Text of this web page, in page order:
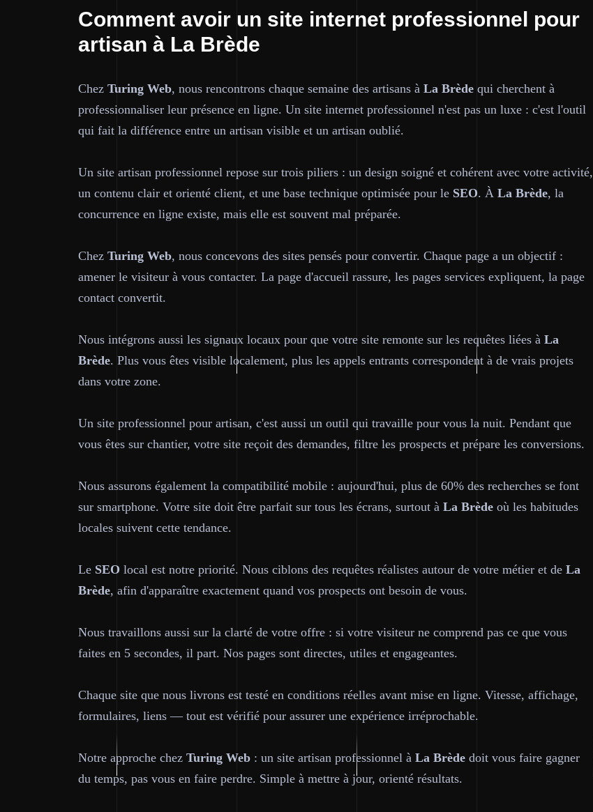
Comment avoir un site internet professionnel pour
artisan à La Brède
Chez Turing Web, nous rencontrons chaque semaine des artisans à La Brède qui cherchent à
professionnaliser leur présence en ligne. Un site internet professionnel n'est pas un luxe : c'est l'outil
qui fait la différence entre un artisan visible et un artisan oublié.
Un site artisan professionnel repose sur trois piliers : un design soigné et cohérent avec votre activité,
un contenu clair et orienté client, et une base technique optimisée pour le SEO. À La Brède, la
concurrence en ligne existe, mais elle est souvent mal préparée.
Chez Turing Web, nous concevons des sites pensés pour convertir. Chaque page a un objectif :
amener le visiteur à vous contacter. La page d'accueil rassure, les pages services expliquent, la page
contact convertit.
Nous intégrons aussi les signaux locaux pour que votre site remonte sur les requêtes liées à La
Brède. Plus vous êtes visible localement, plus les appels entrants correspondent à de vrais projets
dans votre zone.
Un site professionnel pour artisan, c'est aussi un outil qui travaille pour vous la nuit. Pendant que
vous êtes sur chantier, votre site reçoit des demandes, filtre les prospects et prépare les conversions.
Nous assurons également la compatibilité mobile : aujourd'hui, plus de 60% des recherches se font
sur smartphone. Votre site doit être parfait sur tous les écrans, surtout à La Brède où les habitudes
locales suivent cette tendance.
Le SEO local est notre priorité. Nous ciblons des requêtes réalistes autour de votre métier et de La
Brède, afin d'apparaître exactement quand vos prospects ont besoin de vous.
Nous travaillons aussi sur la clarté de votre offre : si votre visiteur ne comprend pas ce que vous
faites en 5 secondes, il part. Nos pages sont directes, utiles et engageantes.
Chaque site que nous livrons est testé en conditions réelles avant mise en ligne. Vitesse, affichage,
formulaires, liens — tout est vérifié pour assurer une expérience irréprochable.
Notre approche chez Turing Web : un site artisan professionnel à La Brède doit vous faire gagner
du temps, pas vous en faire perdre. Simple à mettre à jour, orienté résultats.